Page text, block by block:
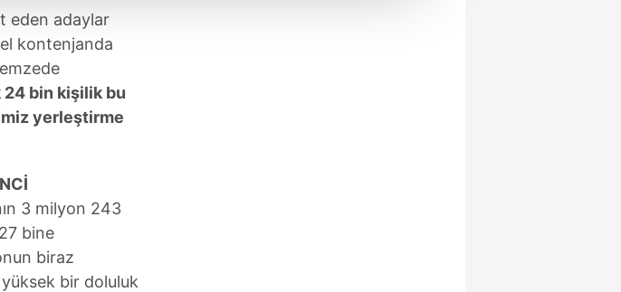
kılınması ve kişiselleştirilmesi ve sizlere yönelik
açık rızanız dahilinde kullanılacaktır.
belirleyebilirsiniz. Çerezlere ilişkin detaylı bilgi için Ayarlar
lütfen
eden adaylar
kontenjanda
24 bin kişilik bu
yerleştirme
3 milyon 243
bine
biraz
bir doluluk